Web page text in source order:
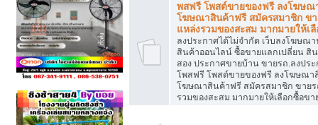
พสฟรี โพสต์ขายของฟรี ลงโฆษณ
โฆษณาสินค้าฟรี สมัครสมาชิก ขา
แหล่งรวมของสะสม มากมายให้เ
ลงประกาศได้ไม่จำกัด เว็บลงโฆษณ
สินค้าออนไลน์ ซื้อขายแลกเปลี่ยน สิ
สอง ประกาศขายบ้าน ขายรถ.ลงปร
โพสฟรี โพสต์ขายของฟรี ลงโฆษณา
โฆษณาสินค้าฟรี สมัครสมาชิก ขายร
รวมของสะสม มากมายให้เลือกซื้อขา